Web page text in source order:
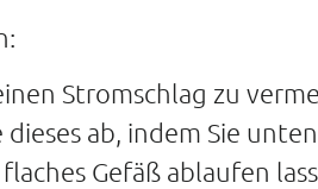
Stromschlag zu
ab, indem Sie
Gefäß ablaufen